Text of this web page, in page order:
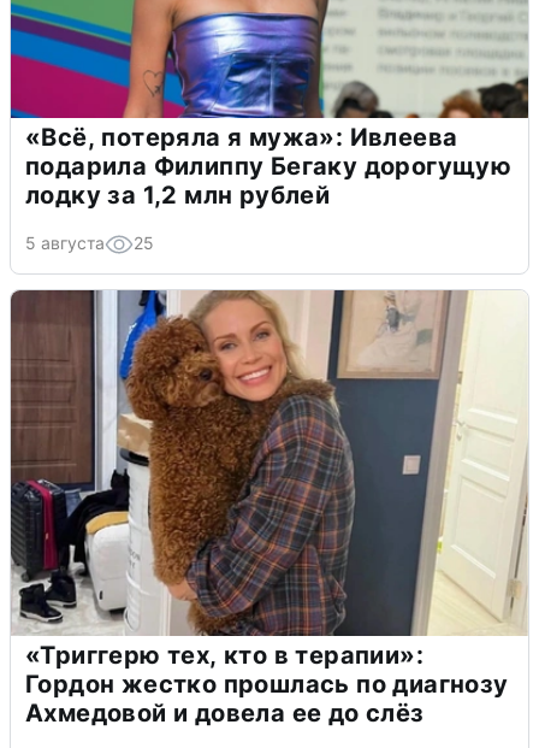
«Всё, потеряла я мужа»: Ивлеева
подарила Филиппу Бегаку дорогущую
лодку за 1,2 млн рублей
5 августа 25
«Триггерю тех, кто в терапии»:
Гордон жестко прошлась по диагнозу
Ахмедовой и довела ее до слёз